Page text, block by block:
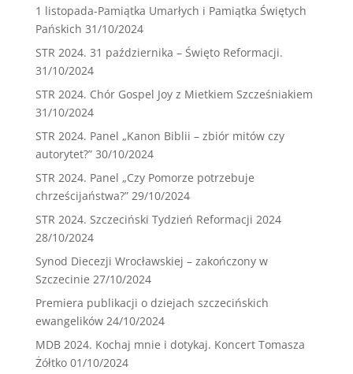
1 listopada-Pamiątka Umarłych i Pamiątka Świętych
Pańskich 31/10/2024
STR 2024. 31 października – Święto Reformacji.
31/10/2024
STR 2024. Chór Gospel Joy z Mietkiem Szcześniakiem
31/10/2024
STR 2024. Panel „Kanon Biblii – zbiór mitów czy
autorytet?” 30/10/2024
STR 2024. Panel „Czy Pomorze potrzebuje
chrześcijaństwa?” 29/10/2024
STR 2024. Szczeciński Tydzień Reformacji 2024
28/10/2024
Synod Diecezji Wrocławskiej – zakończony w
Szczecinie 27/10/2024
Premiera publikacji o dziejach szczecińskich
ewangelików 24/10/2024
MDB 2024. Kochaj mnie i dotykaj. Koncert Tomasza
Żółtko 01/10/2024